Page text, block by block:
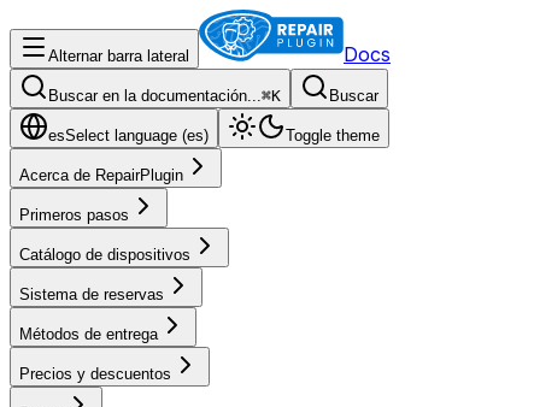
Alternar barra lateral Docs
Buscar en la documentación...⌘K Buscar
esSelect language (es) Toggle theme
Acerca de RepairPlugin
Primeros pasos
Catálogo de dispositivos
Sistema de reservas
Métodos de entrega
Precios y descuentos